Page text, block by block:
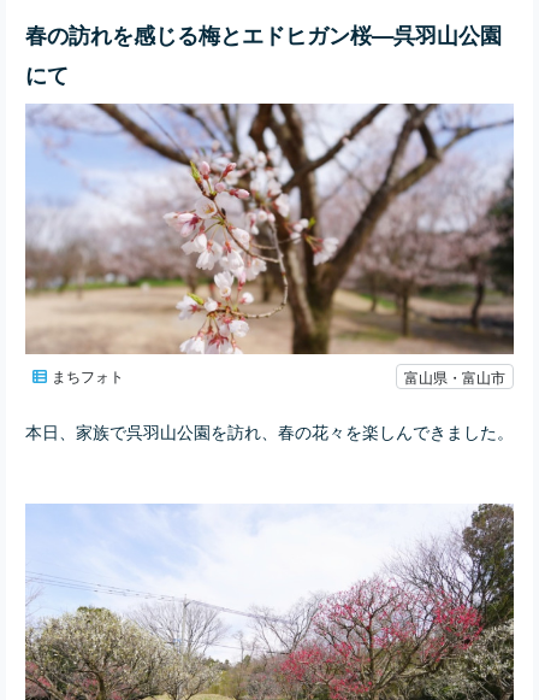
春の訪れを感じる梅とエドヒガン桜—呉羽山公園
にて
まちフォト 富山県・富山市
本日、家族で呉羽山公園を訪れ、春の花々を楽しんできました。